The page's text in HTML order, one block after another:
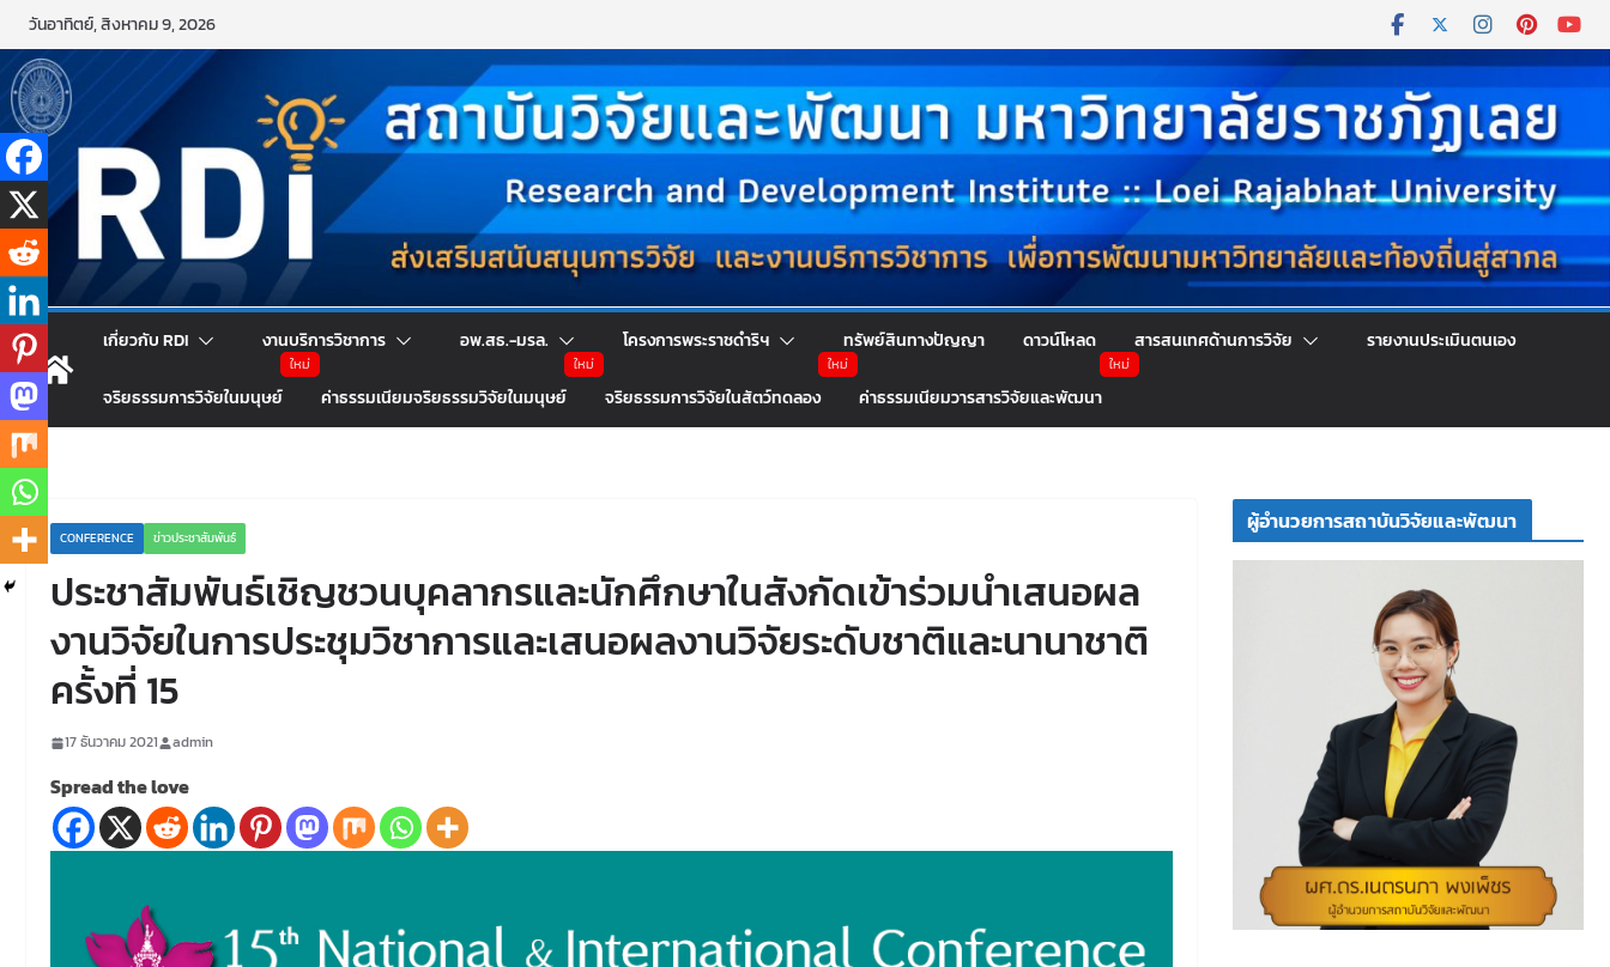
Skip
to
content
วันอาทิตย์, สิงหาคม 9, 2026
เกี่ยวกับ RDI งานบริการวิชาการ อพ.สธ.-มรล. โครงการพระราชดำริฯ ทรัพย์สินทางปัญญา ดาวน์โหลด สารสนเทศด้านการวิจัย รายงานประเมินตนเอง
จริยธรรมการวิจัยในมนุษย์ ค่าธรรมเนียมจริยธรรมวิจัยในมนุษย์ จริยธรรมการวิจัยในสัตว์ทดลอง ค่าธรรมเนียมวารสารวิจัยและพัฒนา
CONFERENCE ข่าวประชาสัมพันธ์
ประชาสัมพันธ์เชิญชวนบุคลากรและนักศึกษาในสังกัดเข้าร่วมนำเสนอผล
งานวิจัยในการประชุมวิชาการและเสนอผลงานวิจัยระดับชาติและนานาชาติ
ครั้งที่ 15
17 ธันวาคม 2021 admin
Spread the love
ผู้อำนวยการสถาบันวิจัยและพัฒนา